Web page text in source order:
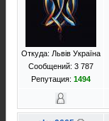
Откуда: Львів Україна
Сообщений: 3 787
Репутация: 1494